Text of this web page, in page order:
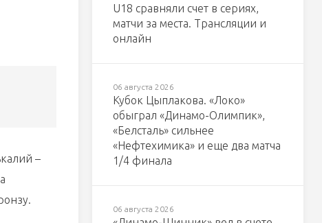
–
U18 сравняли счет в сериях,
матчи за места. Трансляции и
онлайн
06 августа 2026
Кубок Цыплакова. «Локо»
обыграл «Динамо-Олимпик»,
«Белсталь» сильнее
«Нефтехимика» и еще два матча
1/4 финала
06 августа 2026